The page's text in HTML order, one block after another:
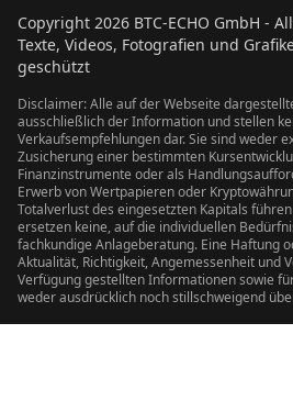
Copyright 2026 BTC-ECHO GmbH -
Texte, Videos, Fotografien und
geschützt
Disclaimer: Alle auf der Webseite
ausschließlich der Information und stellen
Verkaufsempfehlungen dar. Sie sind weder
Zusicherung einer bestimmten
Finanzinstrumente oder als
Erwerb von Wertpapieren oder
Totalverlust des eingesetzten Kapitals
ersetzen keine, auf die individuellen
fachkundige Anlageberatung. Eine Haftung
Aktualität, Richtigkeit, Angemessenheit und
Verfügung gestellten Informationen sowie
weder ausdrücklich noch stillschweigend